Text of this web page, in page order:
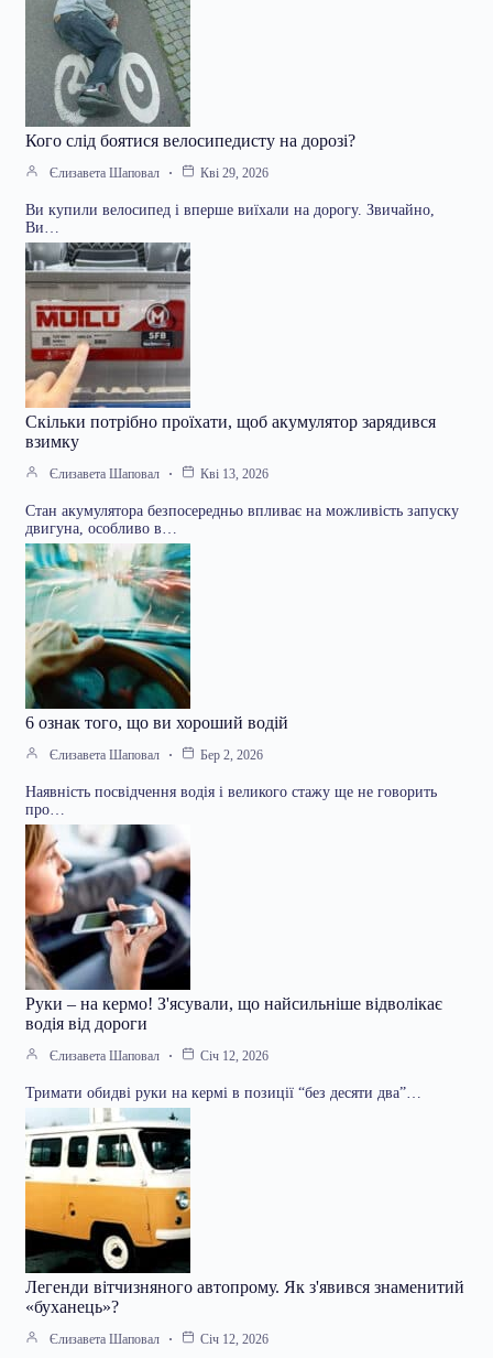
Кого слід боятися велосипедисту на дорозі?
Єлизавета Шаповал Кві 29, 2026
Ви купили велосипед і вперше виїхали на дорогу. Звичайно,
Ви…
Скільки потрібно проїхати, щоб акумулятор зарядився
взимку
Єлизавета Шаповал Кві 13, 2026
Стан акумулятора безпосередньо впливає на можливість запуску
двигуна, особливо в…
6 ознак того, що ви хороший водій
Єлизавета Шаповал Бер 2, 2026
Наявність посвідчення водія і великого стажу ще не говорить
про…
Руки – на кермо! З'ясували, що найсильніше відволікає
водія від дороги
Єлизавета Шаповал Січ 12, 2026
Тримати обидві руки на кермі в позиції “без десяти два”…
Легенди вітчизняного автопрому. Як з'явився знаменитий
«буханець»?
Єлизавета Шаповал Січ 12, 2026